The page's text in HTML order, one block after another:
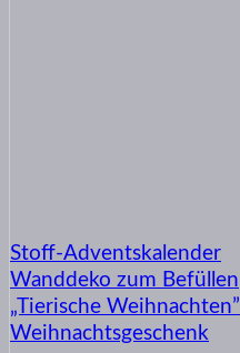
Stoff-Adventskalender
Wanddeko zum Befüllen
„Tierische Weihnachten”
Weihnachtsgeschenk